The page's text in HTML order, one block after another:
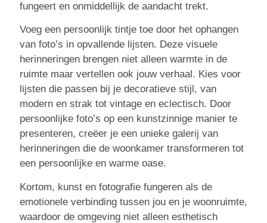
fungeert en onmiddellijk de aandacht trekt.
Voeg een persoonlijk tintje toe door het ophangen
van foto’s in opvallende lijsten. Deze visuele
herinneringen brengen niet alleen warmte in de
ruimte maar vertellen ook jouw verhaal. Kies voor
lijsten die passen bij je decoratieve stijl, van
modern en strak tot vintage en eclectisch. Door
persoonlijke foto’s op een kunstzinnige manier te
presenteren, creëer je een unieke galerij van
herinneringen die de woonkamer transformeren tot
een persoonlijke en warme oase.
Kortom, kunst en fotografie fungeren als de
emotionele verbinding tussen jou en je woonruimte,
waardoor de omgeving niet alleen esthetisch